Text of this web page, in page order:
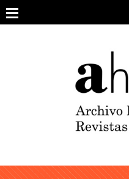
ARCHIVO DE REVISTAS
ESTUDIOS CRÍTICOS